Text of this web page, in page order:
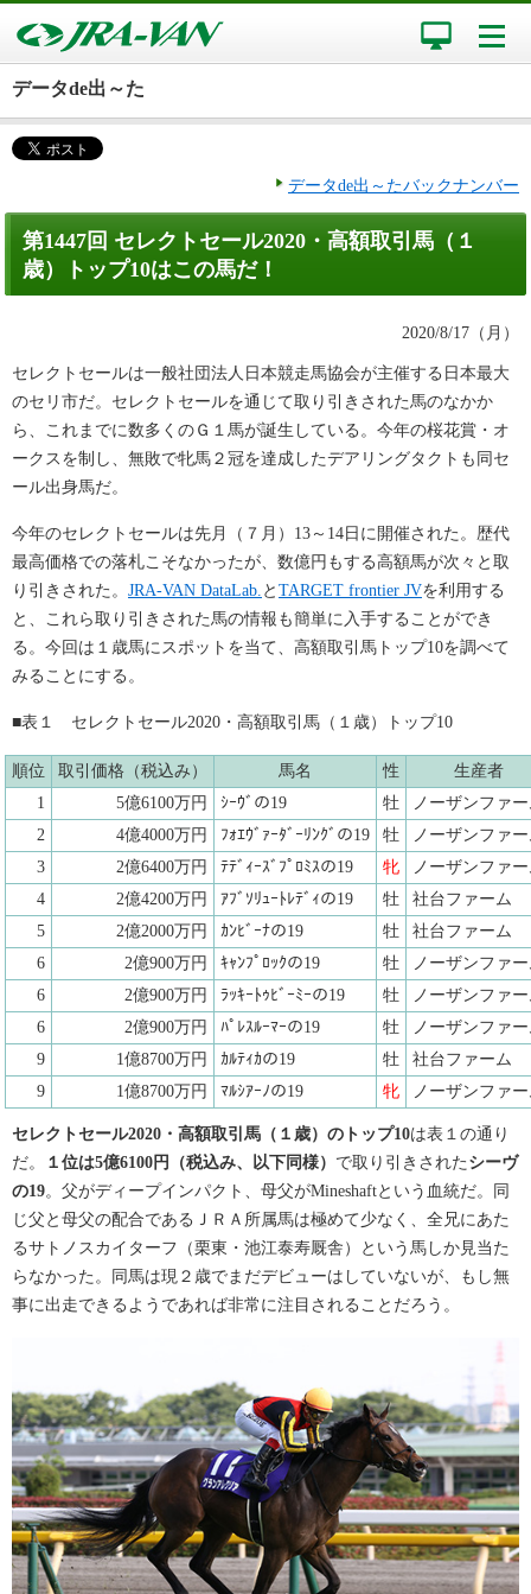
データde出～た
データde出～たバックナンバー
第1447回 セレクトセール2020・高額取引馬（１
歳）トップ10はこの馬だ！
2020/8/17（月）
セレクトセールは一般社団法人日本競走馬協会が主催する日本最大
のセリ市だ。セレクトセールを通じて取り引きされた馬のなかか
ら、これまでに数多くのＧ１馬が誕生している。今年の桜花賞・オ
ークスを制し、無敗で牝馬２冠を達成したデアリングタクトも同セ
ール出身馬だ。
今年のセレクトセールは先月（７月）13～14日に開催された。歴代
最高価格での落札こそなかったが、数億円もする高額馬が次々と取
り引きされた。 JRA-VAN DataLab. と TARGET frontier JVを利用する
と、これら取り引きされた馬の情報も簡単に入手することができ
る。今回は１歳馬にスポットを当て、高額取引馬トップ10を調べて
みることにする。
■表１ セレクトセール2020・高額取引馬（１歳）トップ10
順位 取引価格（税込み） 馬名 性
生産者
1
5億6100万円 ｼｰｳﾞの19 牡
ノーザンファ
2
4億4000万円 ﾌｫｴｳﾞｧｰﾀﾞｰﾘﾝｸﾞの19 牡
ノーザンファ
3
2億6400万円 ﾃﾃﾞｨｰｽﾞﾌﾟﾛﾐｽの19 牝
ノーザンファ
4
2億4200万円 ｱﾌﾞｿﾘｭｰﾄﾚﾃﾞｨの19 牡
社台ファーム
5
2億2000万円 ｶﾝﾋﾞｰﾅの19 牡
社台ファーム
6
2億900万円 ｷｬﾝﾌﾟﾛｯｸの19 牡
ノーザンファ
6
2億900万円 ﾗｯｷｰﾄｩﾋﾞｰﾐｰの19 牡
ノーザンファ
6
2億900万円 ﾊﾟﾚｽﾙｰﾏｰの19 牡
ノーザンファ
9
1億8700万円 ｶﾙﾃｨｶの19 牡
社台ファーム
9
1億8700万円 ﾏﾙｼｱｰﾉの19 牝 ノーザンファ
セレクトセール2020・高額取引馬（１歳）のトップ10は表１の通り
だ。
１位は5億6100円（税込み、以下同様） で取り引きされた シーヴ
の19。父がディープインパクト、母父がMineshaftという血統だ。同
じ父と母父の配合であるＪＲＡ所属馬は極めて少なく、全兄にあた
るサトノスカイターフ（栗東・池江泰寿厩舎）という馬しか見当た
らなかった。同馬は現２歳でまだデビューはしていないが、もし無
事に出走できるようであれば非常に注目されることだろう。